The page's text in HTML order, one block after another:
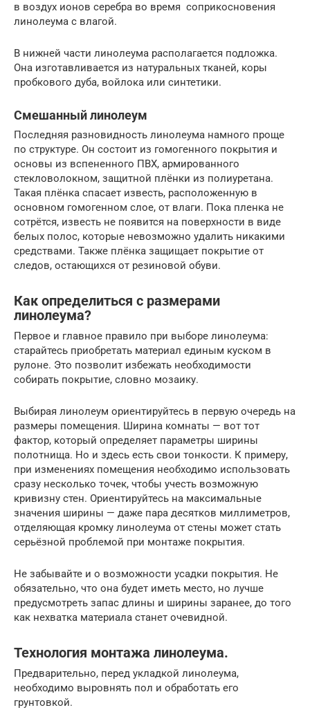
в воздух ионов серебра во время соприкосновения
линолеума с влагой.
В нижней части линолеума располагается подложка.
Она изготавливается из натуральных тканей, коры
пробкового дуба, войлока или синтетики.
Смешанный линолеум
Последняя разновидность линолеума намного проще
по структуре. Он состоит из гомогенного покрытия и
основы из вспененного ПВХ, армированного
стекловолокном, защитной плёнки из полиуретана.
Такая плёнка спасает известь, расположенную в
основном гомогенном слое, от влаги. Пока пленка не
сотрётся, известь не появится на поверхности в виде
белых полос, которые невозможно удалить никакими
средствами. Также плёнка защищает покрытие от
следов, остающихся от резиновой обуви.
Как определиться с размерами
линолеума?
Первое и главное правило при выборе линолеума:
старайтесь приобретать материал единым куском в
рулоне. Это позволит избежать необходимости
собирать покрытие, словно мозаику.
Выбирая линолеум ориентируйтесь в первую очередь на
размеры помещения. Ширина комнаты — вот тот
фактор, который определяет параметры ширины
полотнища. Но и здесь есть свои тонкости. К примеру,
при изменениях помещения необходимо использовать
сразу несколько точек, чтобы учесть возможную
кривизну стен. Ориентируйтесь на максимальные
значения ширины — даже пара десятков миллиметров,
отделяющая кромку линолеума от стены может стать
серьёзной проблемой при монтаже покрытия.
Не забывайте и о возможности усадки покрытия. Не
обязательно, что она будет иметь место, но лучше
предусмотреть запас длины и ширины заранее, до того
как нехватка материала станет очевидной.
Технология монтажа линолеума.
Предварительно, перед укладкой линолеума,
необходимо выровнять пол и обработать его
грунтовкой.